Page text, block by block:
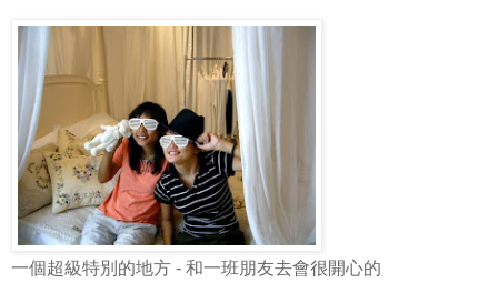
一個超級特別的地方 - 和一班朋友去會很開心的